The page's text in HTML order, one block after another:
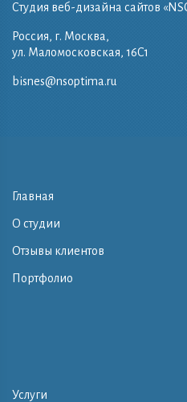
Студия веб-дизайна сайтов
Россия, г. Москва,
ул. Маломосковская, 16C1
bisnes@nsoptima.ru
Главная
О студии
Отзывы клиентов
Портфолио
Услуги